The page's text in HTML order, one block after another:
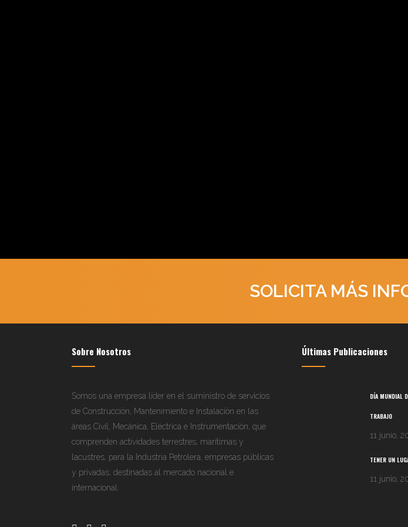
SOLICITA MÁS
Sobre Nosotros
Somos una empresa líder en el suministro de servicios
de Construcción, Mantenimiento e Instalación en las
áreas Civil, Mecánica, Eléctrica e Instrumentación, que
comprenden actividades terrestres, marítimas y
lacustres, para la Industria Petrolera, empresas públicas
y privadas, destinadas al mercado nacional e
internacional.
Últimas Publicaciones
DÍA MUNDIAL
TRABAJO
11 junio,
TENER UN
11 junio,